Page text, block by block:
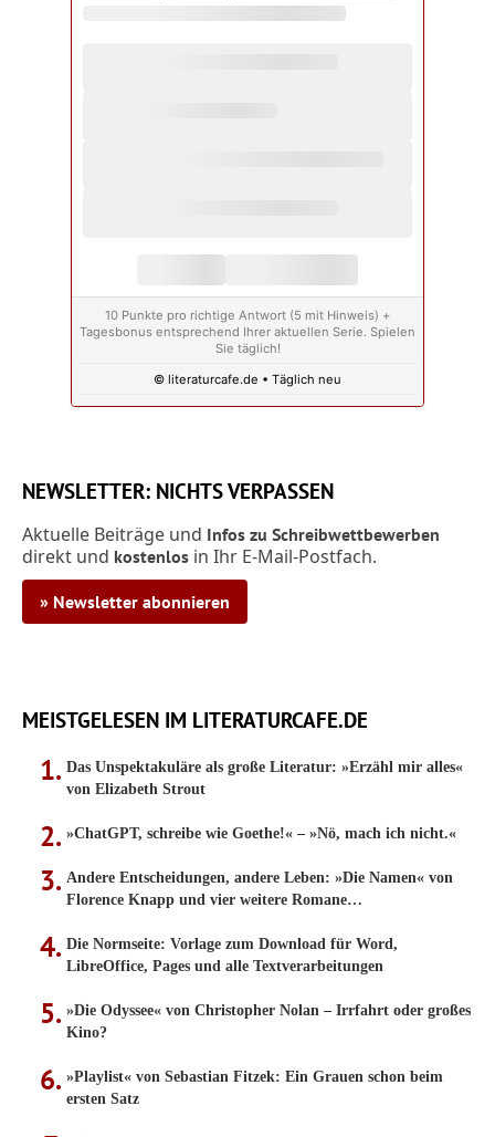
10 Punkte pro richtige Antwort (5 mit Hinweis) +
Tagesbonus entsprechend Ihrer aktuellen Serie. Spielen
Sie täglich!
© literaturcafe.de • Täglich neu
NEWSLETTER: NICHTS VERPASSEN
Aktuelle Beiträge und Infos zu Schreibwettbewerben
direkt und kostenlos in Ihr E-Mail-Postfach.
» Newsletter abonnieren
MEISTGELESEN IM LITERATURCAFE.DE
Das Unspektakuläre als große Literatur: »Erzähl mir alles«
von Elizabeth Strout
»ChatGPT, schreibe wie Goethe!« – »Nö, mach ich nicht.«
Andere Entscheidungen, andere Leben: »Die Namen« von
Florence Knapp und vier weitere Romane…
Die Normseite: Vorlage zum Download für Word,
LibreOffice, Pages und alle Textverarbeitungen
»Die Odyssee« von Christopher Nolan – Irrfahrt oder großes
Kino?
»Playlist« von Sebastian Fitzek: Ein Grauen schon beim
ersten Satz